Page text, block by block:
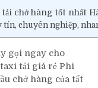
chở hàng tốt nhất
tín, chuyên nghiệp,
gọi ngay cho
tải giá rẻ Phi
chở hàng của tất